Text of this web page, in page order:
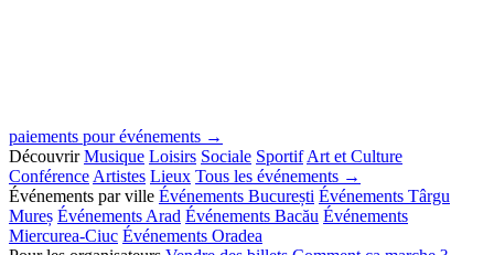
paiements pour événements →
Découvrir Musique Loisirs Sociale Sportif Art et Culture
Conférence Artistes Lieux Tous les événements →
Événements par ville Événements București Événements Târgu
Mureș Événements Arad Événements Bacău Événements
Miercurea-Ciuc Événements Oradea